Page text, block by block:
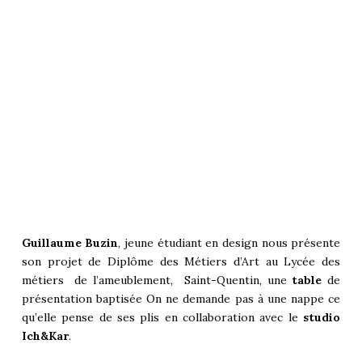
Guillaume Buzin, jeune étudiant en design nous présente
son projet de Diplôme des Métiers d’Art au Lycée des
métiers de l’ameublement, Saint-Quentin, une table de
présentation baptisée On ne demande pas à une nappe ce
qu’elle pense de ses plis en collaboration avec le studio
Ich&Kar.